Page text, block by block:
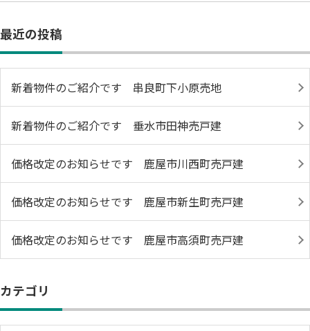
最近の投稿
新着物件のご紹介です 串良町下小原売地
新着物件のご紹介です 垂水市田神売戸建
価格改定のお知らせです 鹿屋市川西町売戸建
価格改定のお知らせです 鹿屋市新生町売戸建
価格改定のお知らせです 鹿屋市高須町売戸建
カテゴリ